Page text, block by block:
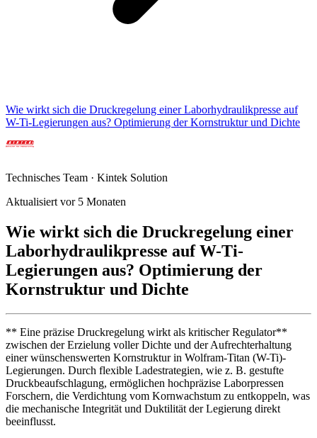
Wie wirkt sich die Druckregelung einer Laborhydraulikpresse auf
W-Ti-Legierungen aus? Optimierung der Kornstruktur und Dichte
Technisches Team · Kintek Solution
Aktualisiert vor 5 Monaten
Wie wirkt sich die Druckregelung einer
Laborhydraulikpresse auf W-Ti-
Legierungen aus? Optimierung der
Kornstruktur und Dichte
** Eine präzise Druckregelung wirkt als kritischer Regulator**
zwischen der Erzielung voller Dichte und der Aufrechterhaltung
einer wünschenswerten Kornstruktur in Wolfram-Titan (W-Ti)-
Legierungen. Durch flexible Ladestrategien, wie z. B. gestufte
Druckbeaufschlagung, ermöglichen hochpräzise Laborpressen
Forschern, die Verdichtung vom Kornwachstum zu entkoppeln, was
die mechanische Integrität und Duktilität der Legierung direkt
beeinflusst.